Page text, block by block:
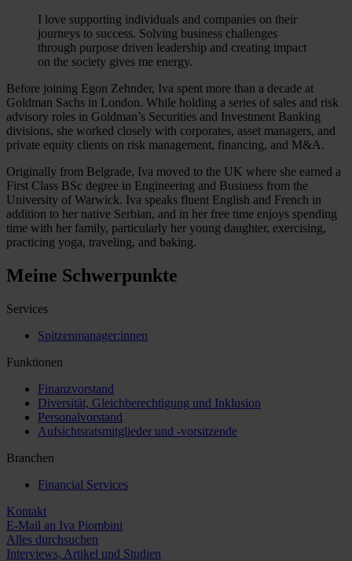
I love supporting individuals and companies on their
journeys to success. Solving business challenges
through purpose driven leadership and creating impact
on the society gives me energy.
Before joining Egon Zehnder, Iva spent more than a decade at
Goldman Sachs in London. While holding a series of sales and risk
advisory roles in Goldman’s Securities and Investment Banking
divisions, she worked closely with corporates, asset managers, and
private equity clients on risk management, financing, and M&A.
Originally from Belgrade, Iva moved to the UK where she earned a
First Class BSc degree in Engineering and Business from the
University of Warwick. Iva speaks fluent English and French in
addition to her native Serbian, and in her free time enjoys spending
time with her family, particularly her young daughter, exercising,
practicing yoga, traveling, and baking.
Meine Schwerpunkte
Services
Spitzenmanager:innen
Funktionen
Finanzvorstand
Diversität, Gleichberechtigung und Inklusion
Personalvorstand
Aufsichtsratsmitglieder und -vorsitzende
Branchen
Financial Services
Kontakt
E-Mail an Iva Piombini
Alles durchsuchen
Interviews, Artikel und Studien